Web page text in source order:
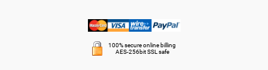
100% secure online billing
AES-256bit SSL safe